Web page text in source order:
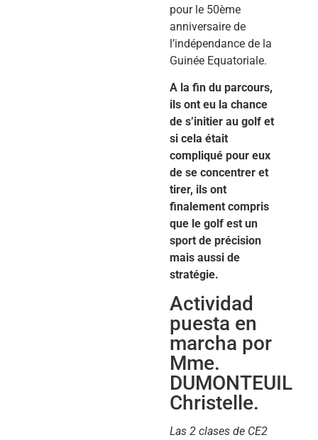
pour le 50ème
anniversaire de
l’indépendance de la
Guinée Equatoriale.
A la fin du parcours,
ils ont eu la chance
de s’initier au golf et
si cela était
compliqué pour eux
de se concentrer et
tirer, ils ont
finalement compris
que le golf est un
sport de précision
mais aussi de
stratégie.
Actividad
puesta en
marcha por
Mme.
DUMONTEUIL
Christelle.
Las 2 clases de CE2